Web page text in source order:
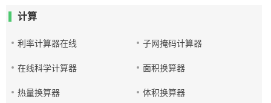
计算
利率计算器在线 子网掩码计算器
在线科学计算器 面积换算器
热量换算器 体积换算器